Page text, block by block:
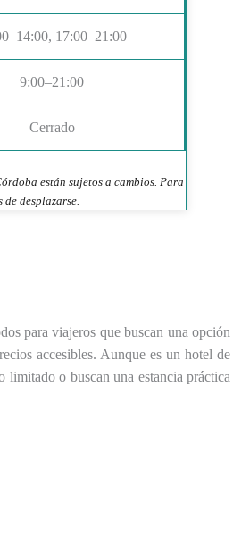
17:00–21:00
9:00–21:00
Cerrado
están sujetos a cambios. Para
desplazarse.
para viajeros que buscan una opción
accesibles. Aunque es un hotel de
limitado o buscan una estancia práctica